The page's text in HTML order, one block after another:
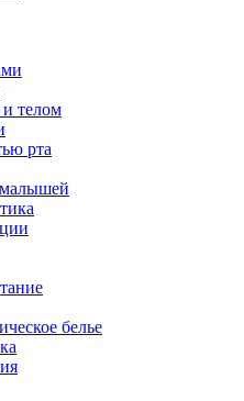
телом
рта
белье